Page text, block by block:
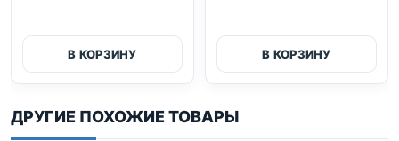
В КОРЗИНУ В КОРЗИНУ
ДРУГИЕ ПОХОЖИЕ ТОВАРЫ